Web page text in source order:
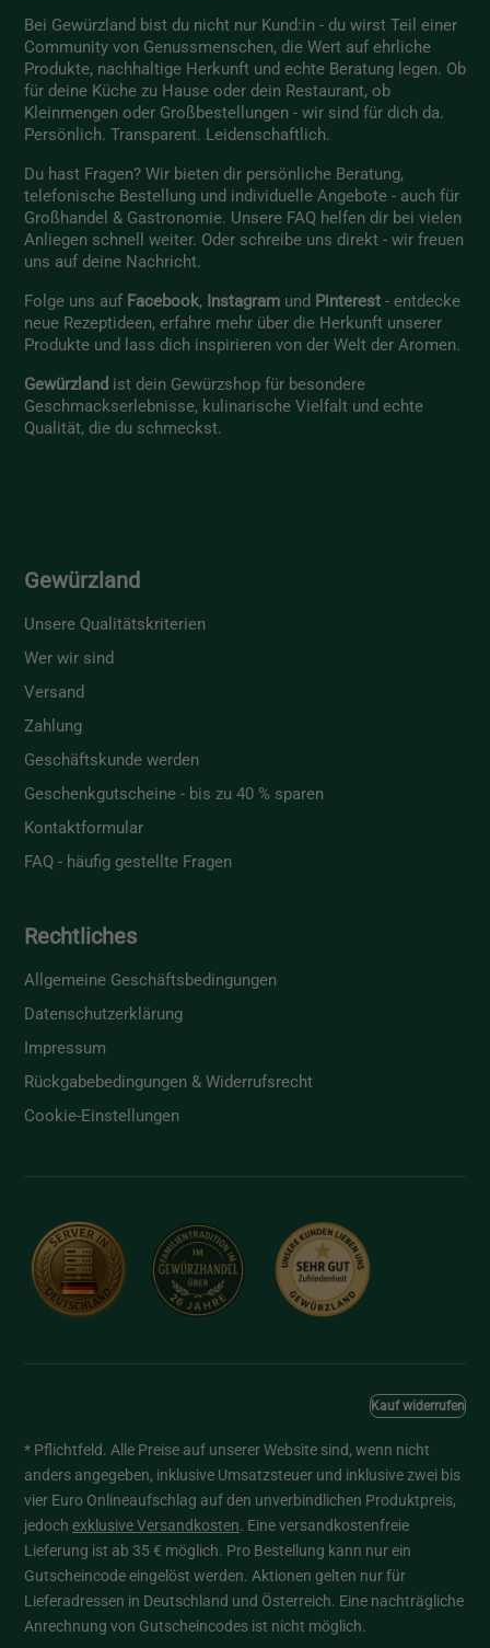
Bei Gewürzland bist du nicht nur Kund:in - du wirst Teil einer
Community von Genussmenschen, die Wert auf ehrliche
Produkte, nachhaltige Herkunft und echte Beratung legen. Ob
für deine Küche zu Hause oder dein Restaurant, ob
Kleinmengen oder Großbestellungen - wir sind für dich da.
Persönlich. Transparent. Leidenschaftlich.
Du hast Fragen? Wir bieten dir persönliche Beratung,
telefonische Bestellung und individuelle Angebote - auch für
Großhandel & Gastronomie. Unsere FAQ helfen dir bei vielen
Anliegen schnell weiter. Oder schreibe uns direkt - wir freuen
uns auf deine Nachricht.
Folge uns auf Facebook, Instagram und Pinterest - entdecke
neue Rezeptideen, erfahre mehr über die Herkunft unserer
Produkte und lass dich inspirieren von der Welt der Aromen.
Gewürzland ist dein Gewürzshop für besondere
Geschmackserlebnisse, kulinarische Vielfalt und echte
Qualität, die du schmeckst.
Gewürzland
Unsere Qualitätskriterien
Wer wir sind
Versand
Zahlung
Geschäftskunde werden
Geschenkgutscheine - bis zu 40 % sparen
Kontaktformular
FAQ - häufig gestellte Fragen
Rechtliches
Allgemeine Geschäftsbedingungen
Datenschutzerklärung
Impressum
Rückgabebedingungen & Widerrufsrecht
Cookie-Einstellungen
Kauf widerrufen
* Pflichtfeld. Alle Preise auf unserer Website sind, wenn nicht
anders angegeben, inklusive Umsatzsteuer und inklusive zwei bis
vier Euro Onlineaufschlag auf den unverbindlichen Produktpreis,
jedoch exklusive Versandkosten. Eine versandkostenfreie
Lieferung ist ab 35 € möglich. Pro Bestellung kann nur ein
Gutscheincode eingelöst werden. Aktionen gelten nur für
Lieferadressen in Deutschland und Österreich. Eine nachträgliche
Anrechnung von Gutscheincodes ist nicht möglich.